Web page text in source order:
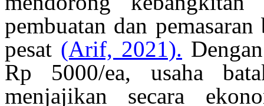
pembuatan dan
pesat (Arif, 2021).
Rp 5000/ea, usaha
menjajikan secara